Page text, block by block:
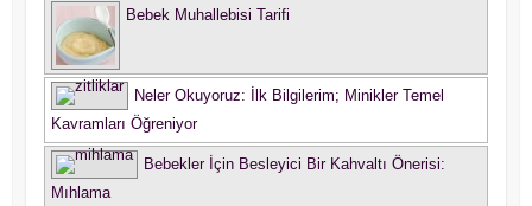
Bebek Muhallebisi Tarifi
Neler Okuyoruz: İlk Bilgilerim; Minikler Temel
Kavramları Öğreniyor
Bebekler İçin Besleyici Bir Kahvaltı Önerisi:
Mıhlama